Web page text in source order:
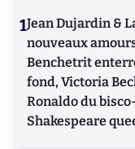
1Jean Dujardin &
nouveaux
Benchetrit
fond, Victoria
Ronaldo du
Shakespeare